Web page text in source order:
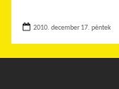
2010. december 17. péntek